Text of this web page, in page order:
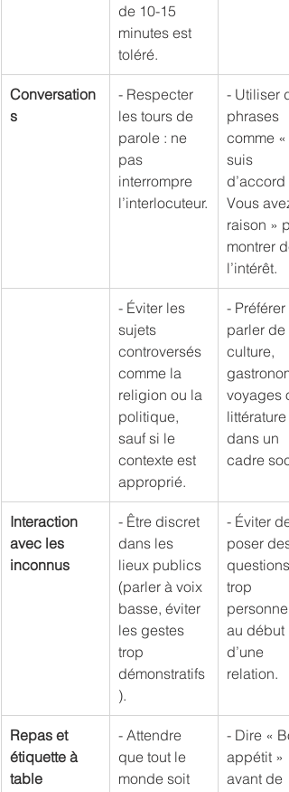
de 10-15
minutes est
toléré.
Conversation
s
- Respecter
les tours de
parole : ne
pas
interrompre
l’interlocuteur.
- Utiliser
phrases
comme «
suis
d’accord
Vous avez
raison »
montrer
l’intérêt.
- Éviter les
sujets
controversés
comme la
religion ou la
politique,
sauf si le
contexte est
approprié.
- Préférer
parler de
culture,
voyages
littérature
dans un
cadre
Interaction
avec les
inconnus
- Être discret
dans les
lieux publics
(parler à voix
basse, éviter
les gestes
trop
démonstratifs
).
- Éviter de
poser des
questions
trop
au début
d’une
relation.
Repas et
étiquette à
table
- Attendre
que tout le
monde soit
- Dire «
appétit »
avant de